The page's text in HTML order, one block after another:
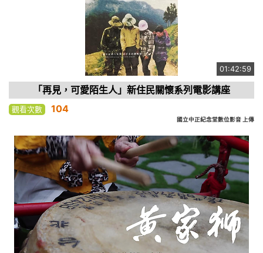
01:42:59
「再見，可愛陌生人」新住民關懷系列電影講座
觀看次數 104
國立中正紀念堂數位影音 上傳